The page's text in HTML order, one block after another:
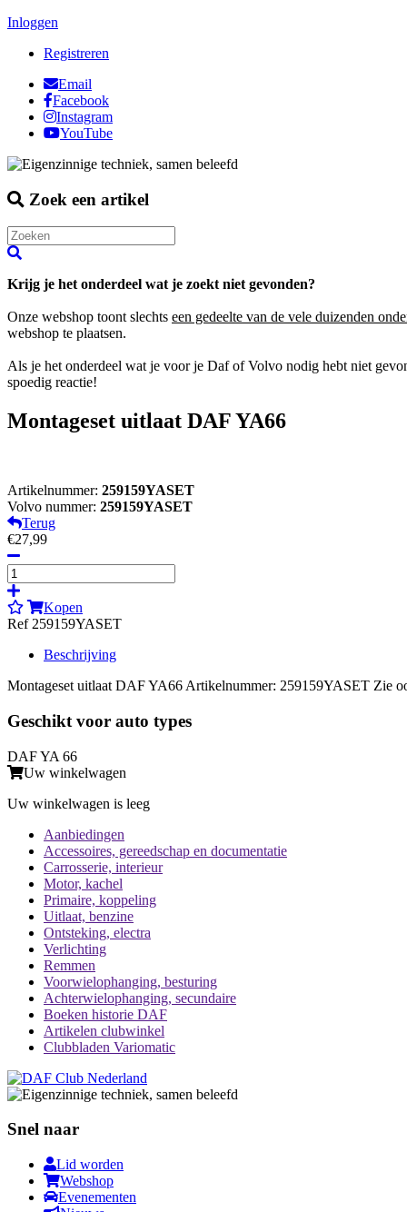
Inloggen
Registreren
Email
Facebook
Instagram
YouTube
Zoek een artikel
Krijg je het onderdeel wat je zoekt niet gevonden?
Onze webshop toont slechts een gedeelte van de vele duizenden
webshop te plaatsen.
Als je het onderdeel wat je voor je Daf of Volvo nodig hebt niet
spoedig reactie!
Montageset uitlaat DAF YA66
Artikelnummer: 259159YASET
Volvo nummer: 259159YASET
Terug
€27,99
Kopen
Ref 259159YASET
Beschrijving
Montageset uitlaat DAF YA66 Artikelnummer: 259159YASET Zie
Geschikt voor auto types
DAF YA 66
Uw winkelwagen
Uw winkelwagen is leeg
Aanbiedingen
Accessoires, gereedschap en documentatie
Carrosserie, interieur
Motor, kachel
Primaire, koppeling
Uitlaat, benzine
Ontsteking, electra
Verlichting
Remmen
Voorwielophanging, besturing
Achterwielophanging, secundaire
Boeken historie DAF
Artikelen clubwinkel
Clubbladen Variomatic
Snel naar
Lid worden
Webshop
Evenementen